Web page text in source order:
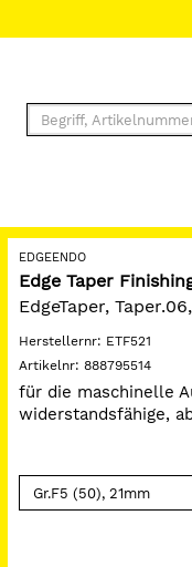
EDGEENDO
Edge Taper
EdgeTaper,
Herstellernr: ETF521
Artikelnr: 888795514
für die maschinelle
widerstandsfähige,